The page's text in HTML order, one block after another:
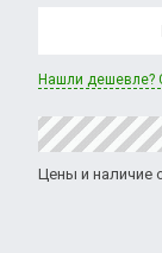
Нашли дешевле?
Цены и наличие